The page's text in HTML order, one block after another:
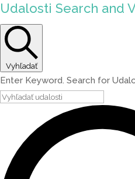
Udalosti Search and
Vyhľadať
Enter Keyword. Search for